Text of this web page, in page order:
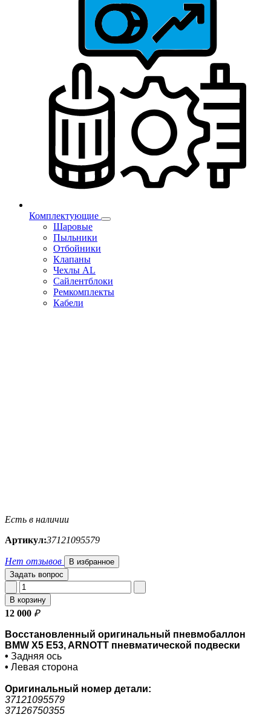
Комплектующие
Шаровые
Пыльники
Отбойники
Клапаны
Чехлы AL
Сайлентблоки
Ремкомплекты
Кабели
Есть в наличии
Артикул:37121095579
Нет отзывов
В избранное
Задать вопрос
В корзину
12 000 ₽
Восстановленный оригинальный пневмобаллон
BMW X5 E53, ARNOTT пневматической подвески
• Задняя ось
• Левая сторона
Оригинальный номер детали:
37121095579
37126750355